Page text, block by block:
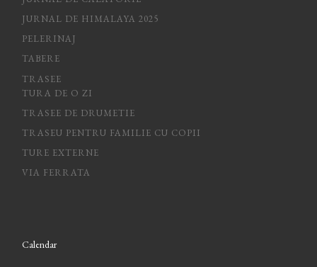
JURNAL DE HIMALAYA 2025
PELERINAJ
TABERE
TRASEE
TURA DE O ZI
TRASEE DE DRUMETIE
TRASEU PENTRU FAMILIE CU COPII
TURE EXTERNE
VIA FERRATA
Calendar